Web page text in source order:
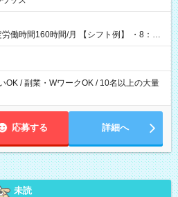
時間/月 【シフト例】 ・8：00
OK / 副業・WワークOK / 10名以上の大量
応募する 詳細へ
未読